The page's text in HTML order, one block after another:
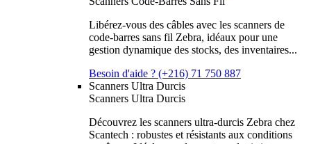
Libérez-vous des câbles avec les scanners de
code-barres sans fil Zebra, idéaux pour une
gestion dynamique des stocks, des inventaires...
Besoin d'aide ? (+216) 71 750 887
Scanners Ultra Durcis
Scanners Ultra Durcis
Découvrez les scanners ultra-durcis Zebra chez
Scantech : robustes et résistants aux conditions